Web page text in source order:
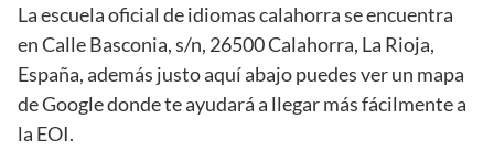
La escuela oficial de idiomas calahorra se encuentra
en Calle Basconia, s/n, 26500 Calahorra, La Rioja,
España, además justo aquí abajo puedes ver un mapa
de Google donde te ayudará a llegar más fácilmente a
la EOI.